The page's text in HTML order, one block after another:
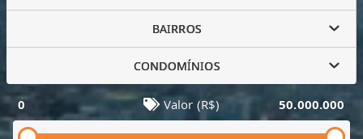
BAIRROS
CONDOMÍNIOS
0 Valor (R$) 50.000.000